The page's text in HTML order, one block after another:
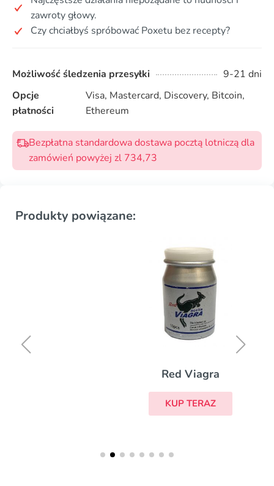
zawroty głowy.
Czy chciałbyś spróbować Poxetu bez recepty?
Możliwość śledzenia przesyłki
9-21 dni
Opcje
płatności
Visa, Mastercard, Discovery, Bitcoin,
Ethereum
Bezpłatna standardowa dostawa pocztą lotniczą dla
zamówień powyżej zl 734,73
Produkty powiązane:
Red Viagra